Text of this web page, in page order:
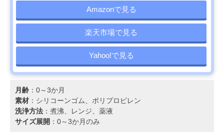
Amazonで見る
楽天市場で見る
Yahoo!で見る
月齢 ：0～3か月
素材 ：シリコーンゴム、ポリプロピレン
洗浄方法 ：煮沸、レンジ、薬液
サイズ展開 ：0～3か月のみ